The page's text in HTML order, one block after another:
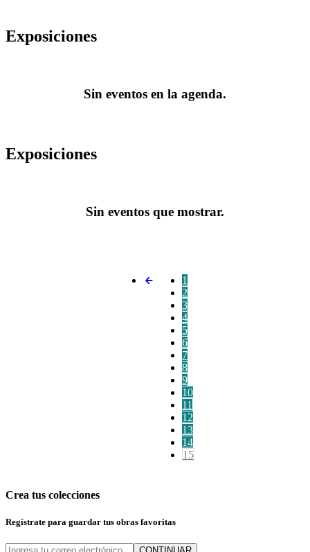
Exposiciones
Sin eventos en la agenda.
Exposiciones
Sin eventos que mostrar.
1
2
3
4
5
6
7
8
9
10
11
12
13
14
15
Crea tus colecciones
Regístrate para guardar tus obras favoritas